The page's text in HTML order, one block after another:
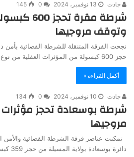
جادت 13 نوفمبر، 2024 0
145
شرطة مقرة
وتوقف مروجيها
نجحت الفرقة المتنقلة للشرطة القضائية بأمن
حجز 600 كبسولة من المؤثرات العقلية من نوع “بريقابالين”…
أكمل القراءة »
جادت 10 نوفمبر، 2024 0
134
شرطة بوسعادة تحجز
مروجيها
تمكنت عناصر فرقة الشرطة القضائية والأمن
دائرة بوسعادة بولاية المسيلة من حجز 359 كبسولة مهلوسة…